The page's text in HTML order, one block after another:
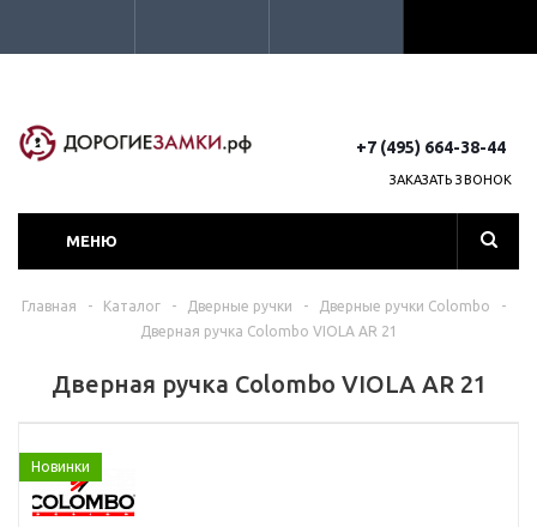
+7 (495) 664-38-44
ЗАКАЗАТЬ ЗВОНОК
МЕНЮ
Главная - Каталог - Дверные ручки - Дверные ручки Colombo
-
Дверная ручка Colombo VIOLA AR 21
Дверная ручка Colombo VIOLA AR 21
Новинки